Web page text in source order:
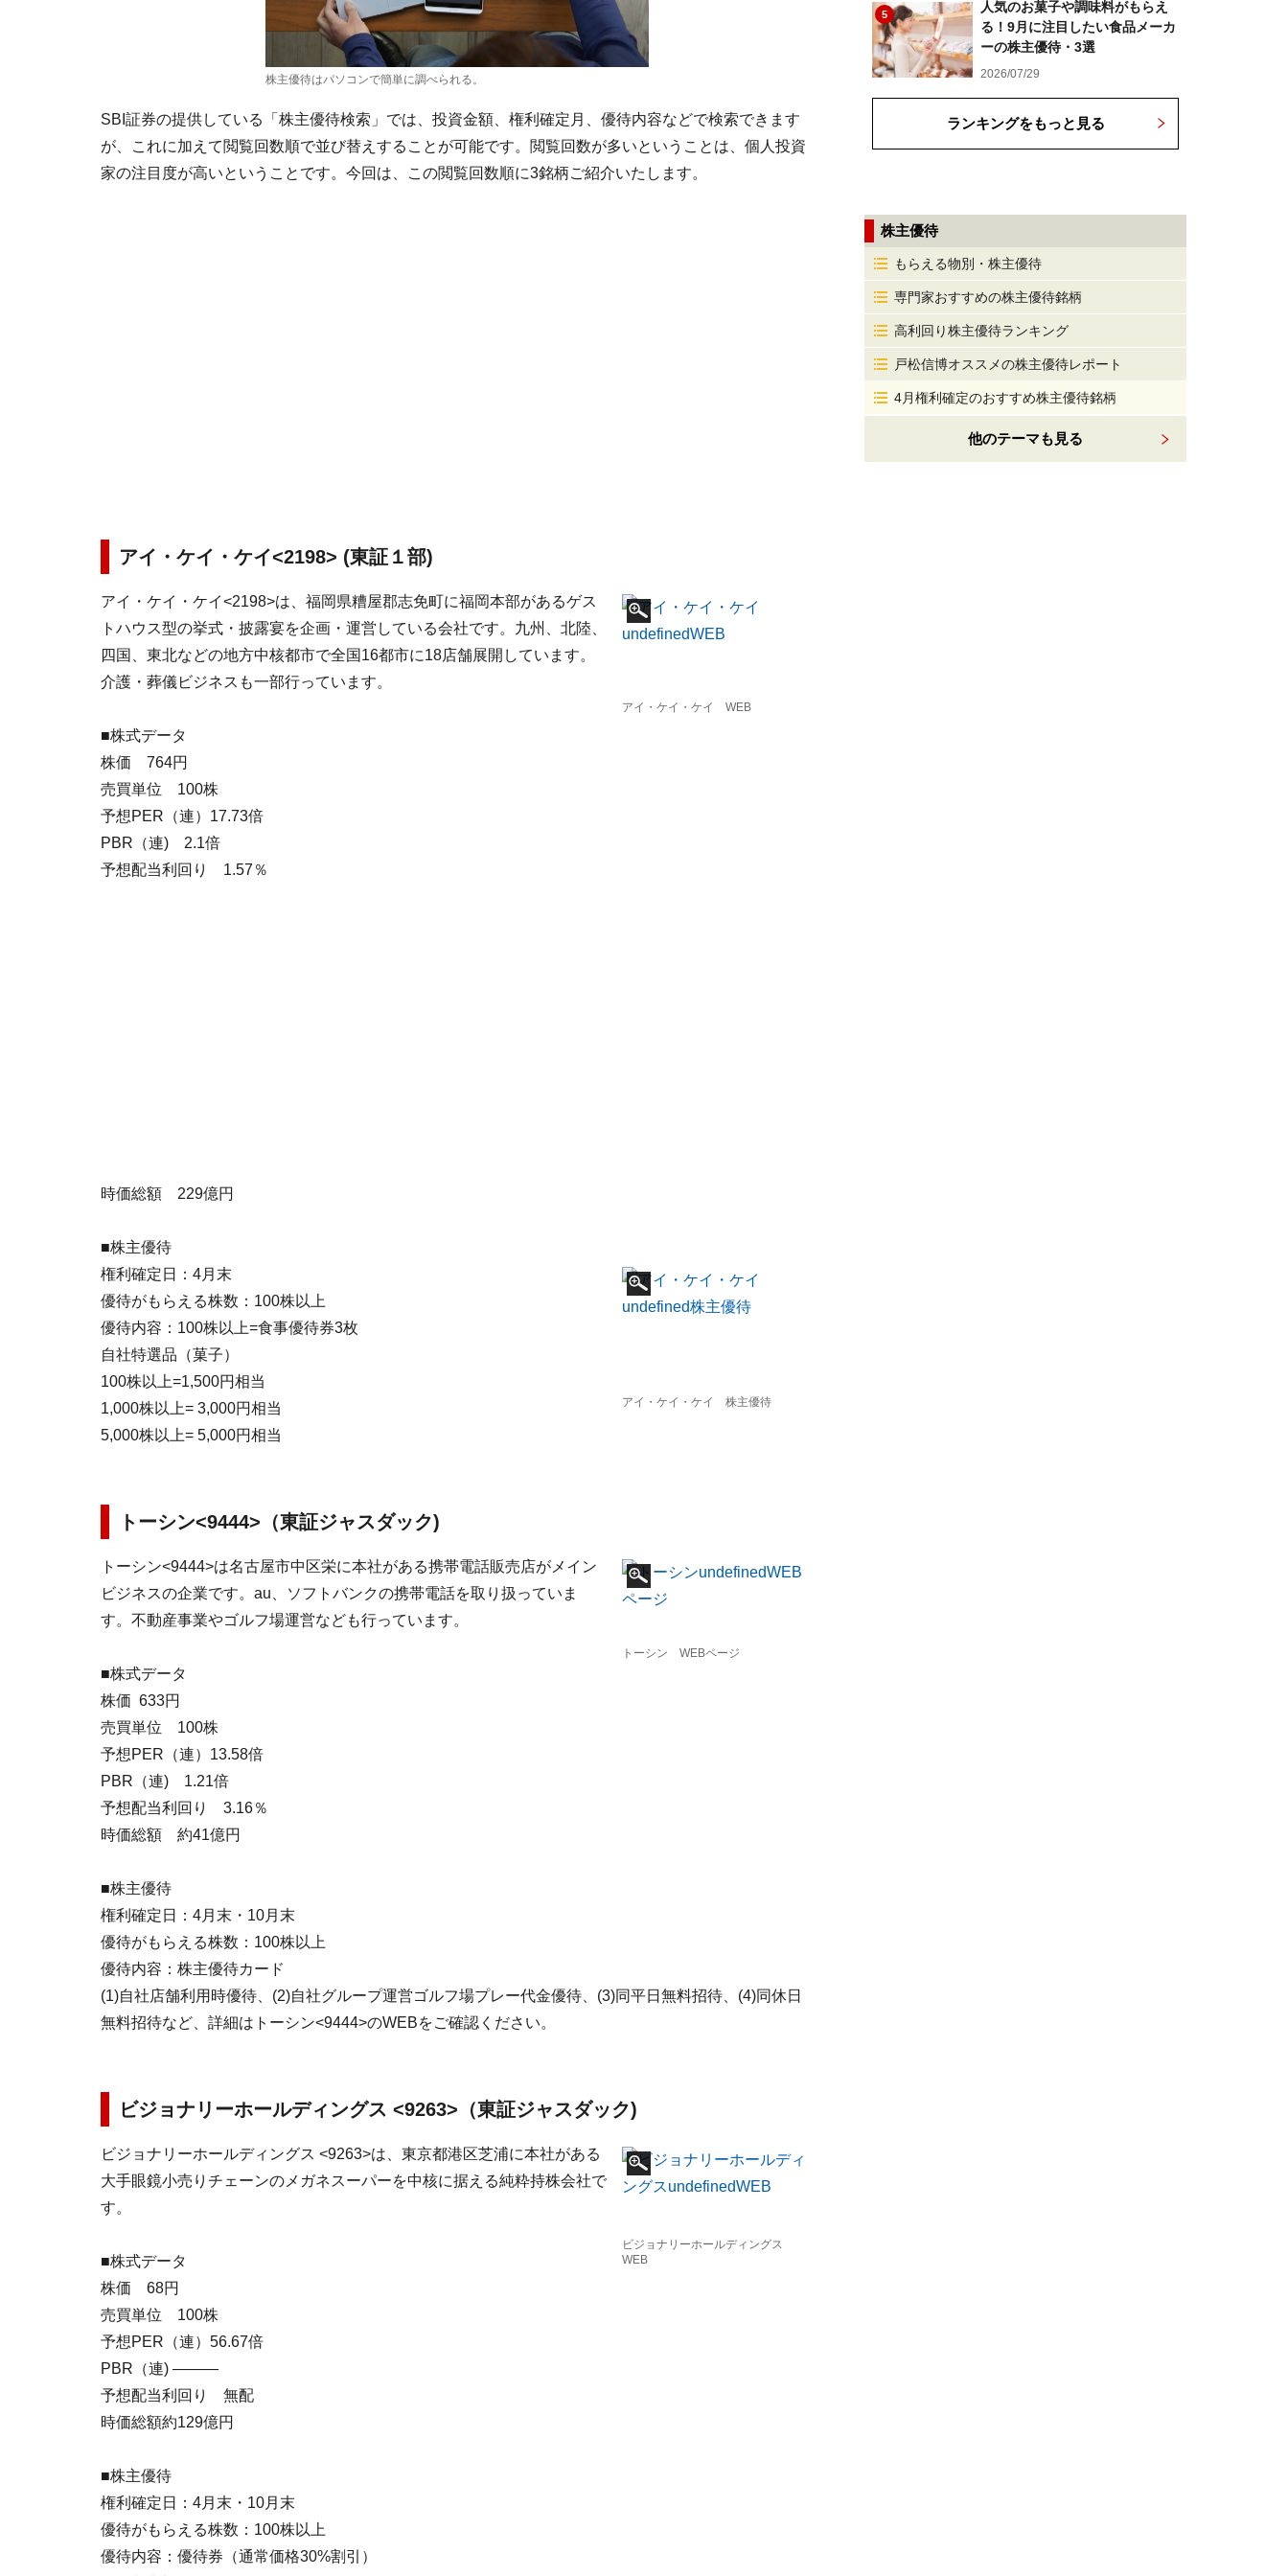
株主優待はパソコンで簡単に調べられる。
SBI証券の提供している「株主優待検索」では、投資金額、権利確定月、優待内容などで検索できます
が、これに加えて閲覧回数順で並び替えすることが可能です。閲覧回数が多いということは、個人投資
家の注目度が高いということです。今回は、この閲覧回数順に3銘柄ご紹介いたします。
アイ・ケイ・ケイ<2198> (東証１部)
アイ・ケイ・ケイ WEB
アイ・ケイ・ケイ<2198>は、福岡県糟屋郡志免町に福岡本部があるゲス
トハウス型の挙式・披露宴を企画・運営している会社です。九州、北陸、
四国、東北などの地方中核都市で全国16都市に18店舗展開しています。
介護・葬儀ビジネスも一部行っています。
■株式データ
株価 764円
売買単位 100株
予想PER（連）17.73倍
PBR（連) 2.1倍
予想配当利回り 1.57％
時価総額 229億円
■株主優待
アイ・ケイ・ケイ 株主優待
権利確定日：4月末
優待がもらえる株数：100株以上
優待内容：100株以上=食事優待券3枚
自社特選品（菓子）
100株以上=1,500円相当
1,000株以上= 3,000円相当
5,000株以上= 5,000円相当
トーシン<9444>（東証ジャスダック)
トーシン WEBページ
トーシン<9444>は名古屋市中区栄に本社がある携帯電話販売店がメイン
ビジネスの企業です。au、ソフトバンクの携帯電話を取り扱っていま
す。不動産事業やゴルフ場運営なども行っています。
■株式データ
株価 633円
売買単位 100株
予想PER（連）13.58倍
PBR（連) 1.21倍
予想配当利回り 3.16％
時価総額 約41億円
■株主優待
権利確定日：4月末・10月末
優待がもらえる株数：100株以上
優待内容：株主優待カード
(1)自社店舗利用時優待、(2)自社グループ運営ゴルフ場プレー代金優待、(3)同平日無料招待、(4)同休日
無料招待など、詳細はトーシン<9444>のWEBをご確認ください。
ビジョナリーホールディングス <9263>（東証ジャスダック)
ビジョナリーホールディングス
WEB
ビジョナリーホールディングス <9263>は、東京都港区芝浦に本社がある
大手眼鏡小売りチェーンのメガネスーパーを中核に据える純粋持株会社で
す。
■株式データ
株価 68円
売買単位 100株
予想PER（連）56.67倍
PBR（連) ―――
予想配当利回り 無配
時価総額約129億円
■株主優待
権利確定日：4月末・10月末
優待がもらえる株数：100株以上
優待内容：優待券（通常価格30%割引）
5
人気のお菓子や調味料がもらえ
る！9月に注目したい食品メーカ
ーの株主優待・3選
2026/07/29
ランキングをもっと見る
株主優待
もらえる物別・株主優待
専門家おすすめの株主優待銘柄
高利回り株主優待ランキング
戸松信博オススメの株主優待レポート
4月権利確定のおすすめ株主優待銘柄
他のテーマも見る